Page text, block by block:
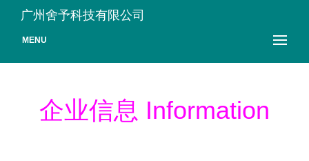
广州舍予科技有限公司
MENU
企业信息 Information